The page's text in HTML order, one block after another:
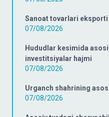
Sanoat tovarlari eksporti
07/08/2026
Hududlar kesimida
investitsiyalar hajmi
07/08/2026
Urganch shahrining
07/08/2026